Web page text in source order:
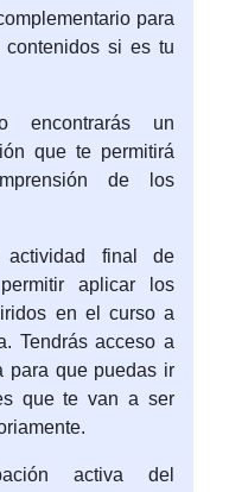
para
si es tu
encontrarás un
que te permitirá
de los
actividad final de
aplicar los
en el curso a
Tendrás acceso a
para que puedas ir
que te van a ser
activa del